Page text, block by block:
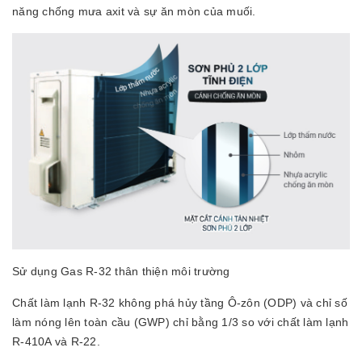
năng chống mưa axit và sự ăn mòn của muối.
Sử dụng Gas R-32 thân thiện môi trường
Chất làm lạnh R-32 không phá hủy tầng Ô-zôn (ODP) và chỉ số
làm nóng lên toàn cầu (GWP) chỉ bằng 1/3 so với chất làm lạnh
R-410A và R-22.